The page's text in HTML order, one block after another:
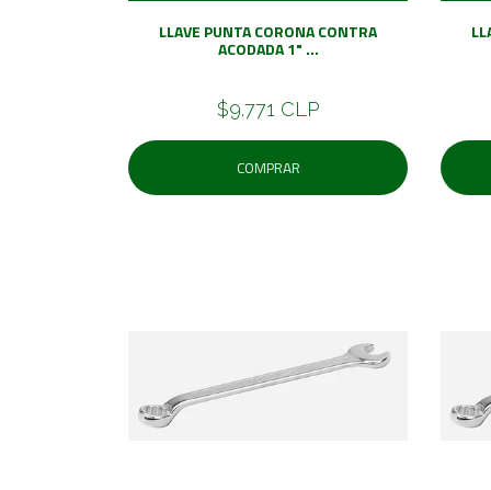
LLAVE PUNTA CORONA CONTRA
ACODADA 1" ...
$9.771 CLP
COMPRAR